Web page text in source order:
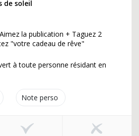
Note perso
de soleil
la publication + Taguez 2
"votre cadeau de rêve"
à toute personne résidant en